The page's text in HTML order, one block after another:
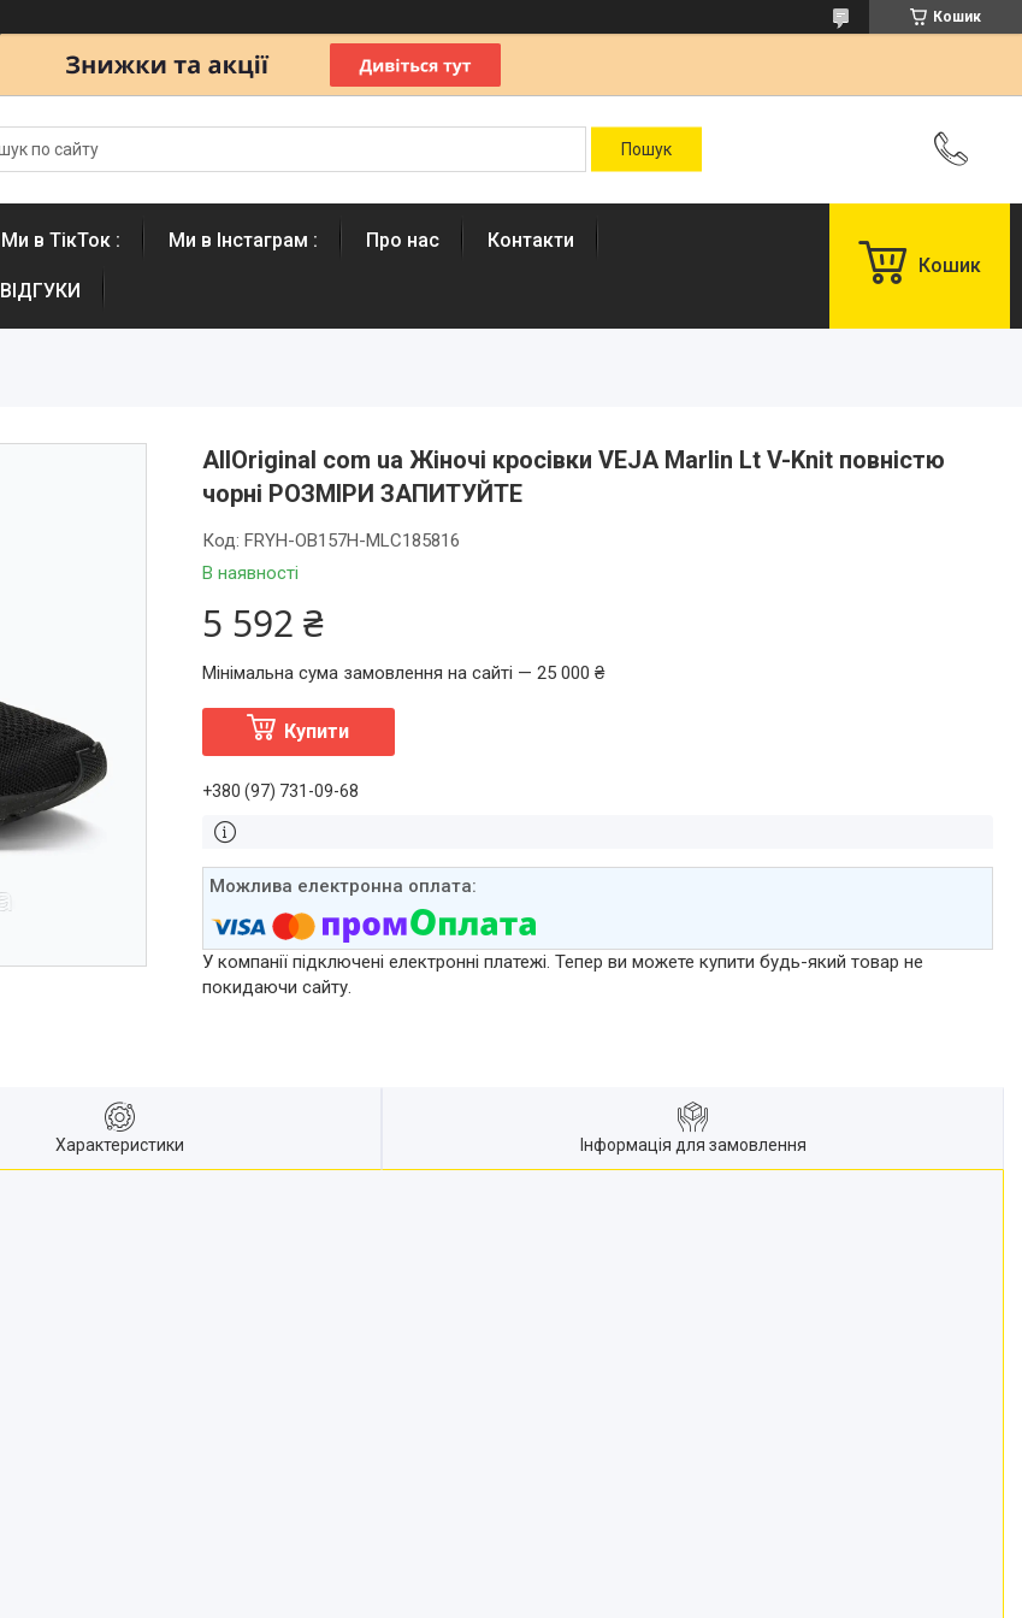
Кошик
Ми в ТікТок : Ми в Інстаграм : Про нас Контакти
ВІДГУКИ
Кошик
AllOriginal com ua Жіночі кросівки VEJA Marlin Lt V-Knit повністю
чорні РОЗМІРИ ЗАПИТУЙТЕ
В наявності
Код: FRYH-OB157H-MLC185816
5 592 ₴
Мінімальна сума замовлення на сайті — 25 000 ₴
Купити
+380 (97) 731-09-68
У компанії підключені електронні платежі. Тепер ви можете купити будь-який товар не
покидаючи сайту.
Характеристики Інформація для замовлення